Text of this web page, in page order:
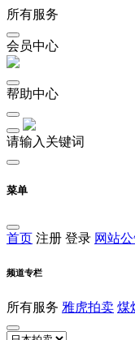
所有服务
会员中心
帮助中心
请输入关键词
菜单
首页 注册 登录 网站
频道专栏
所有服务 雅虎拍卖 煤